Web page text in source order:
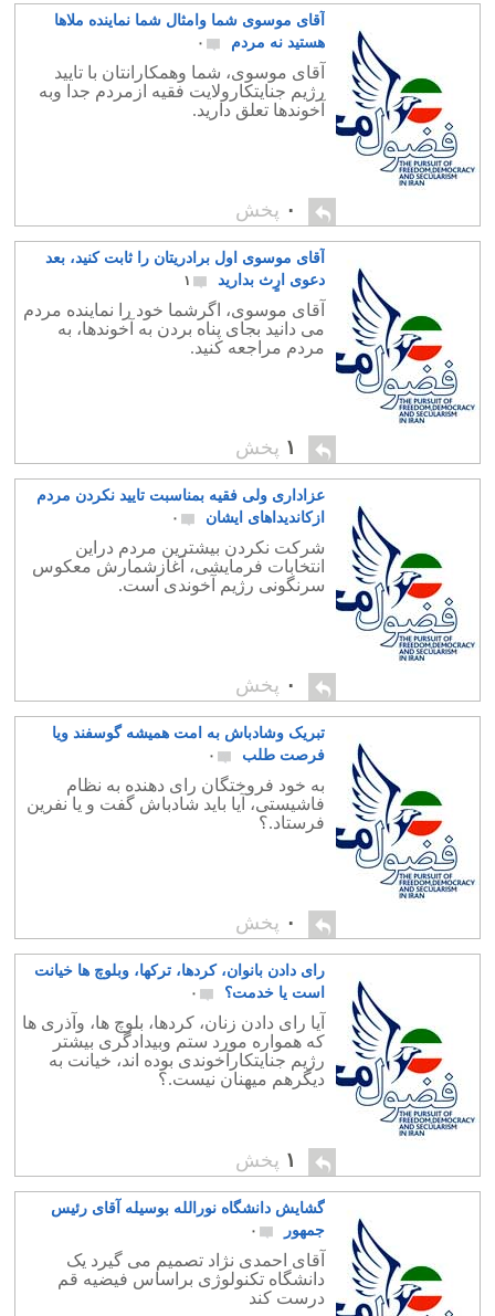
آقای موسوی شما وامثال شما نماینده ملاها
هستید نه مردم
۰
آقای موسوی، شما وهمکارانتان با تایید
رژیم جنایتکارولایت فقیه ازمردم جدا وبه
آخوندها تعلق دارید.
۰ پخش
آقای موسوی اول برادریتان را ثابت کنید، بعد
دعوی ارٍث بدارید
۱
آقای موسوی، اگرشما خود را نماینده مردم
می دانید بجای پناه بردن به آخوندها، به
مردم مراجعه کنید.
۱ پخش
عزاداری ولی فقیه بمناسبت تایید نکردن مردم
ازکاندیداهای ایشان
۰
شرکت نکردن بیشترین مردم دراین
انتخابات فرمایشی، آغازشمارش معکوس
سرنگونی رژیم آخوندی است.
۰ پخش
تبریک وشادباش به امت همیشه گوسفند ویا
فرصت طلب
۰
به خود فروختگان رای دهنده به نظام
فاشیستی، آیا باید شادباش گفت و یا نفرین
فرستاد.؟
۰ پخش
رای دادن بانوان، کردها، ترکها، وبلوچ ها خیانت
است یا خدمت؟
۰
آیا رای دادن زنان، کردها، بلوچ ها، وآذری ها
که همواره مورد ستم وبیدادگری بیشتر
رژیم جنایتکارآخوندی بوده اند، خیانت به
دیگرهم میهنان نیست.؟
۱ پخش
گشایش دانشگاه نورالله بوسیله آقای رئیس
جمهور
۰
آقای احمدی نژاد تصمیم می گیرد یک
دانشگاه تکنولوژی براساس فیضیه قم
درست کند